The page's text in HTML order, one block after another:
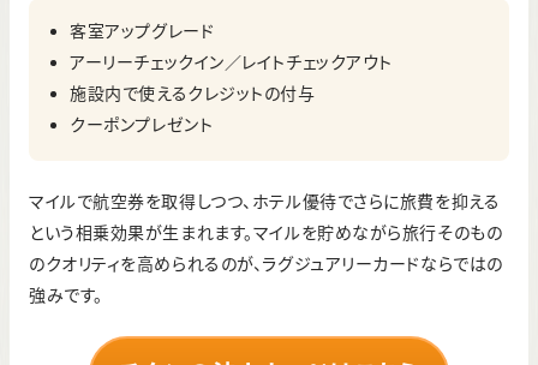
客室アップグレード
アーリーチェックイン／レイトチェックアウト
施設内で使えるクレジットの付与
クーポンプレゼント
マイルで航空券を取得しつつ、ホテル優待でさらに旅費を抑える
という相乗効果が生まれます。マイルを貯めながら旅行そのもの
のクオリティを高められるのが、ラグジュアリーカードならではの
強みです。